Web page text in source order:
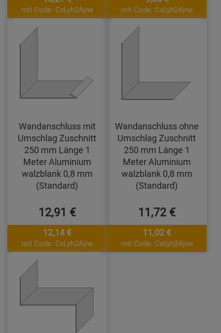
mit Code: CxLyh2Ajne mit Code: CxLyh2Ajne
Wandanschluss mit
Umschlag Zuschnitt
250 mm Länge 1
Meter Aluminium
walzblank 0,8 mm
(Standard)
12,91 €
12,14 €
mit Code: CxLyh2Ajne
Wandanschluss ohne
Umschlag Zuschnitt
250 mm Länge 1
Meter Aluminium
walzblank 0,8 mm
(Standard)
11,72 €
11,02 €
mit Code: CxLyh2Ajne